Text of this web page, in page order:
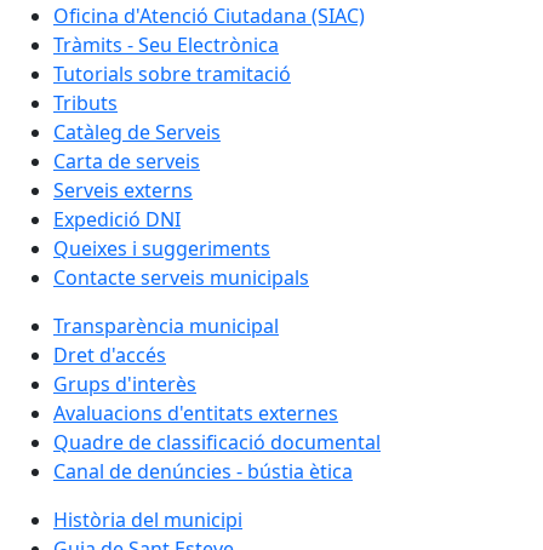
Oficina d'Atenció Ciutadana (SIAC)
Tràmits - Seu Electrònica
Tutorials sobre tramitació
Tributs
Catàleg de Serveis
Carta de serveis
Serveis externs
Expedició DNI
Queixes i suggeriments
Contacte serveis municipals
Transparència municipal
Dret d'accés
Grups d'interès
Avaluacions d'entitats externes
Quadre de classificació documental
Canal de denúncies - bústia ètica
Història del municipi